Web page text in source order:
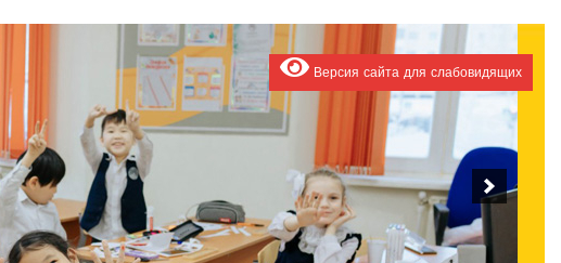
Версия сайта для слабовидящих